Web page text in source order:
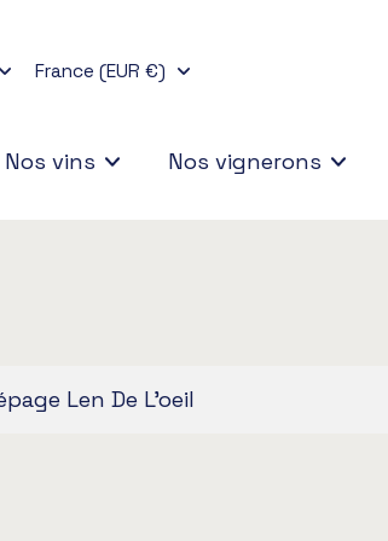
France (EUR €)
Nos vins Nos vignerons
Len De L'oeil